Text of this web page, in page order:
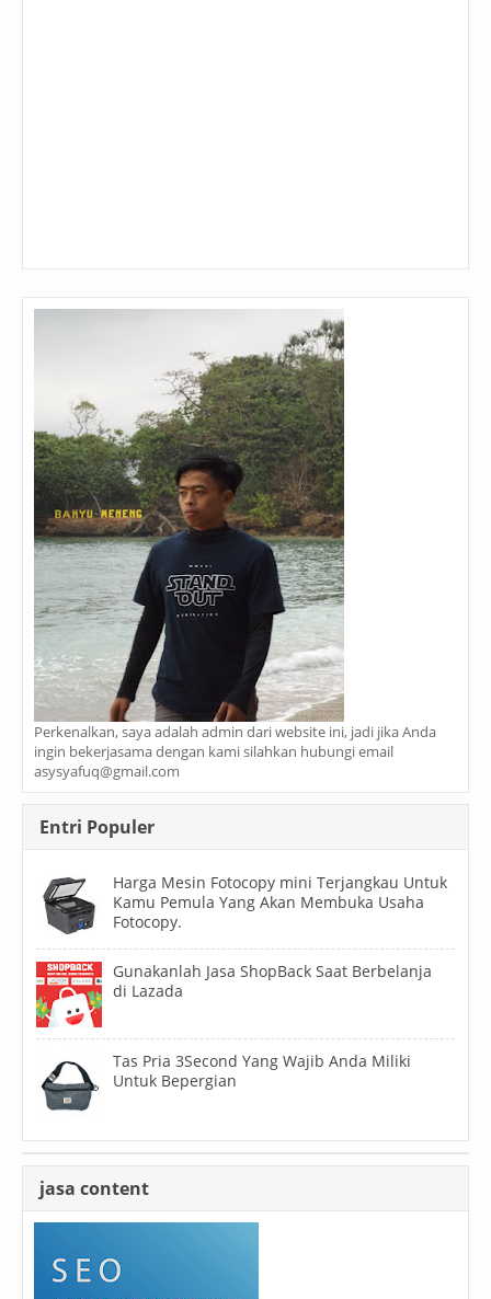
Perkenalkan, saya adalah admin dari website ini, jadi jika Anda
ingin bekerjasama dengan kami silahkan hubungi email
asysyafuq@gmail.com
Entri Populer
Harga Mesin Fotocopy mini Terjangkau Untuk
Kamu Pemula Yang Akan Membuka Usaha
Fotocopy.
Gunakanlah Jasa ShopBack Saat Berbelanja
di Lazada
Tas Pria 3Second Yang Wajib Anda Miliki
Untuk Bepergian
jasa content